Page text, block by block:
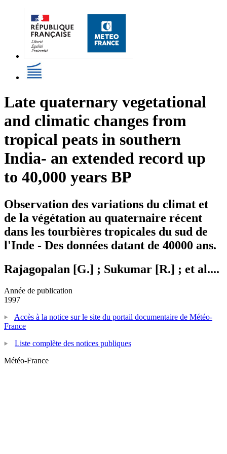
Late quaternary vegetational
and climatic changes from
tropical peats in southern
India- an extended record up
to 40,000 years BP
Observation des variations du climat et
de la végétation au quaternaire récent
dans les tourbières tropicales du sud de
l'Inde - Des données datant de 40000 ans.
Rajagopalan [G.] ; Sukumar [R.] ; et al....
Année de publication
1997
Accès à la notice sur le site du portail documentaire de Météo-
France
Liste complète des notices publiques
Météo-France